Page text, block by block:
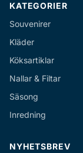
KATEGORIER
Souvenirer
Kläder
Köksartiklar
Nallar & Filtar
Säsong
Inredning
NYHETSBREV